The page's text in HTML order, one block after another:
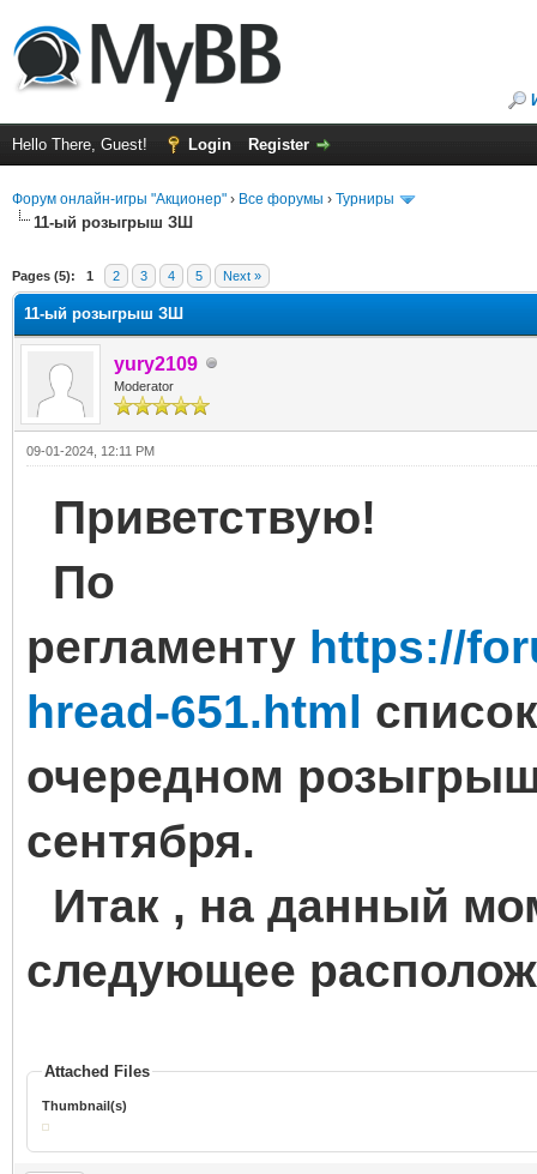
Hello There, Guest! Login Register
Форум онлайн-игры "Акционер" › Все форумы › Турниры
11-ый розыгрыш ЗШ
Pages (5): 1 2 3 4 5 Next »
11-ый розыгрыш ЗШ
yury2109
Moderator
09-01-2024, 12:11 PM
Приветствую!
По
регламенту https://
hread-651.html
очередном
сентября.
Итак , на данный
следующее
Attached Files
Thumbnail(s)